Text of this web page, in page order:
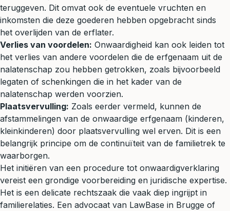
teruggeven. Dit omvat ook de eventuele vruchten en
inkomsten die deze goederen hebben opgebracht sinds
het overlijden van de erflater.
Verlies van voordelen: Onwaardigheid kan ook leiden tot
het verlies van andere voordelen die de erfgenaam uit de
nalatenschap zou hebben getrokken, zoals bijvoorbeeld
legaten of schenkingen die in het kader van de
nalatenschap werden voorzien.
Plaatsvervulling: Zoals eerder vermeld, kunnen de
afstammelingen van de onwaardige erfgenaam (kinderen,
kleinkinderen) door plaatsvervulling wel erven. Dit is een
belangrijk principe om de continuïteit van de familietrek te
waarborgen.
Het initiëren van een procedure tot onwaardigverklaring
vereist een grondige voorbereiding en juridische expertise.
Het is een delicate rechtszaak die vaak diep ingrijpt in
familierelaties. Een advocaat van LawBase in Brugge of